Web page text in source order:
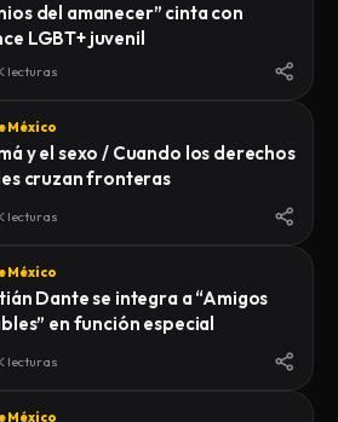
del amanecer” cinta con
LGBT+ juvenil
lecturas
México
y el sexo / Cuando los derechos
cruzan fronteras
lecturas
México
Dante se integra a “Amigos
en función especial
lecturas
México